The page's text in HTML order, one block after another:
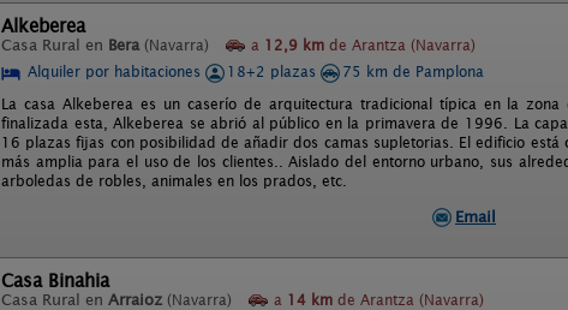
Alkeberea
Casa Rural en Bera (Navarra) a 12,9 km de Arantza (Navarra)
Alquiler por habitaciones
18+2 plazas
75 km de Pamplona
La casa Alkeberea es un caserío de arquitectura tradicional típica en la
finalizada esta, Alkeberea se abrió al público en la primavera de 1996. La
16 plazas fijas con posibilidad de añadir dos camas supletorias. El edificio
más amplia para el uso de los clientes.. Aislado del entorno urbano, sus
arboledas de robles, animales en los prados, etc.
Email
Casa Binahia
Casa Rural en Arraioz (Navarra) a 14 km de Arantza (Navarra)